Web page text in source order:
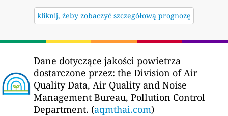
kliknij, żeby zobaczyć szczegółową prognozę
Dane dotyczące jakości powietrza
dostarczone przez: the Division of Air
Quality Data, Air Quality and Noise
Management Bureau, Pollution Control
Department. (aqmthai.com)